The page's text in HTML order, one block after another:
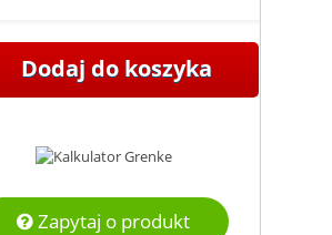
Dodaj do koszyka
Zapytaj o produkt